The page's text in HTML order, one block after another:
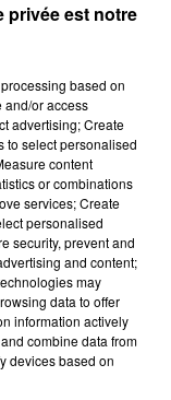
26
privée est notre
based on
and/or access
advertising; Create
to select personalised
content
or combinations
services; Create
personalised
security, prevent and
and content;
may
data to offer
information actively
combine data from
devices based on